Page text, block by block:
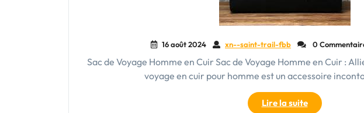
16 août 2024 xn--saint-trail-fbb 0
Sac de Voyage Homme en Cuir Sac de Voyage Homme en Cuir :
voyage en cuir pour homme est un accessoire
Lire la suite"Élégance